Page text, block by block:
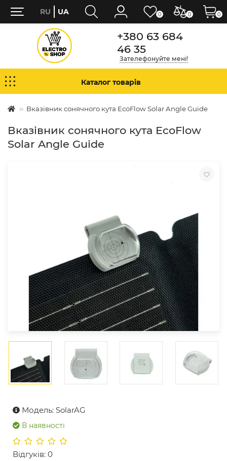
+380 63 684
46 35
Зателефонуйте мені!
Каталог товарів
Вказівник сонячного кута EcoFlow Solar Angle Guide
Вказівник сонячного кута EcoFlow
Solar Angle Guide
Модель: SolarAG
В наявності
Відгуків: 0
0 0
RU UA 0